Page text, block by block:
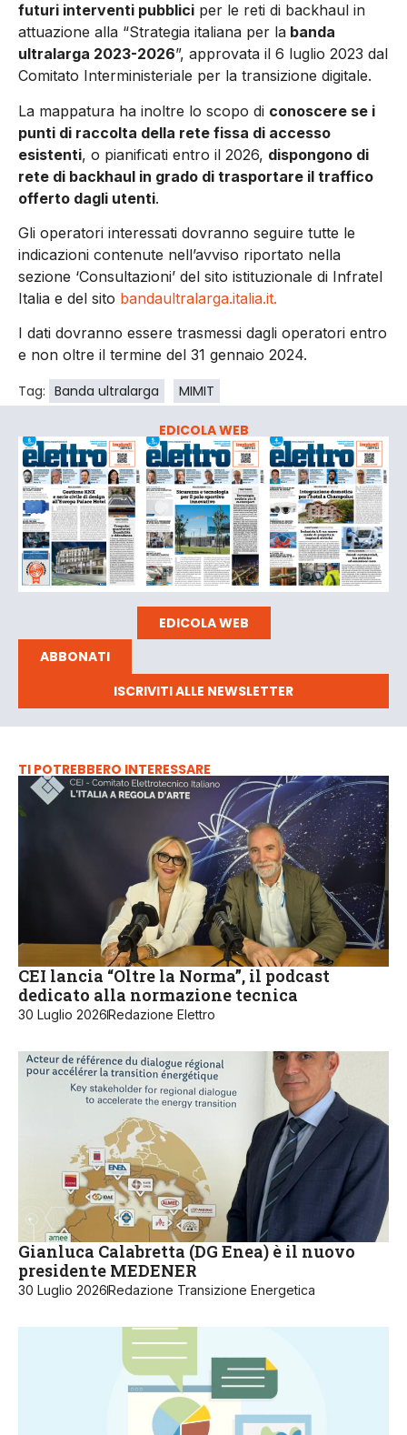
futuri interventi pubblici per le reti di backhaul in
attuazione alla “Strategia italiana per la banda
ultralarga 2023-2026”, approvata il 6 luglio 2023 dal
Comitato Interministeriale per la transizione digitale.
La mappatura ha inoltre lo scopo di conoscere se i
punti di raccolta della rete fissa di accesso
esistenti, o pianificati entro il 2026, dispongono di
rete di backhaul in grado di trasportare il traffico
offerto dagli utenti.
Gli operatori interessati dovranno seguire tutte le
indicazioni contenute nell’avviso riportato nella
sezione ‘Consultazioni’ del sito istituzionale di Infratel
Italia e del sito bandaultralarga.italia.it.
I dati dovranno essere trasmessi dagli operatori entro
e non oltre il termine del 31 gennaio 2024.
Tag: Banda ultralarga MIMIT
EDICOLA WEB
EDICOLA WEB
ABBONATI
ISCRIVITI ALLE NEWSLETTER
TI POTREBBERO INTERESSARE
CEI lancia “Oltre la Norma”, il podcast
dedicato alla normazione tecnica
30 Luglio 2026Redazione Elettro
Gianluca Calabretta (DG Enea) è il nuovo
presidente MEDENER
30 Luglio 2026Redazione Transizione Energetica